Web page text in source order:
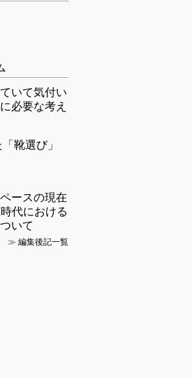
いて気付い
必要な考え
靴選び」
ースの現在
代における
いて
≫ 編集後記一覧